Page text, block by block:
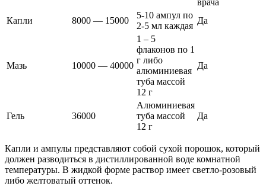
врача
Капли
8000 — 15000
5-10 ампул по
2-5 мл каждая
Да
Мазь 10000 — 40000
1 – 5
флаконов по 1
г либо
алюминиевая
туба массой
12 г
Да
Гель 36000
Алюминиевая
туба массой
12 г
Да
Капли и ампулы представляют собой сухой порошок, который
должен разводиться в дистиллированной воде комнатной
температуры. В жидкой форме раствор имеет светло-розовый
либо желтоватый оттенок.